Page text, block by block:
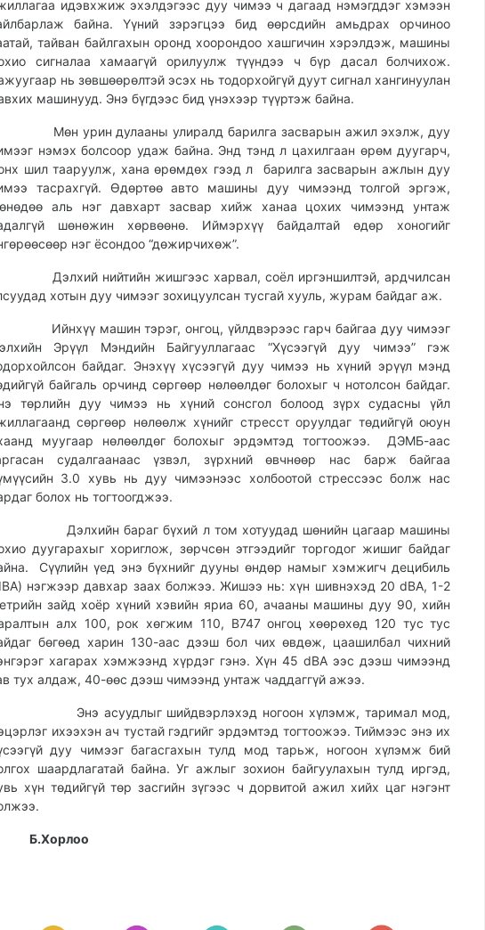
идэвхжиж эхэлдэгээс дуу чимээ ч дагаад нэмэгддэг хэмээн
байна. Үүний зэрэгцээ бид өөрсдийн амьдрах орчиноо
тайван байлгахын оронд хоорондоо хашгичин хэрэлдэж, машины
сигналаа хамаагүй орилуулж түүндээ ч бүр дасал болчихож.
нь зөвшөөрөлтэй эсэх нь тодорхойгүй дуут сигнал хангинуулан
машинууд. Энэ бүгдээс бид үнэхээр түүртэж байна.
урин дулааны улиралд барилга засварын ажил эхэлж, дуу
нэмэх болсоор удаж байна. Энд тэнд л цахилгаан өрөм дуугарч,
шил тааруулж, хана өрөмдөх гээд л барилга засварын ажлын дуу
тасрахгүй. Өдөртөө авто машины дуу чимээнд толгой эргэж,
аль нэг давхарт засвар хийж ханаа цохих чимээнд унтаж
шөнөжин хөрвөөнө. Иймэрхүү байдалтай өдөр хоногийг
нэг ёсондоо “дөжирчихөж”.
нийтийн жишгээс харвал, соёл иргэншилтэй, ардчилсан
хотын дуу чимээг зохицуулсан тусгай хууль, журам байдаг аж.
машин тэрэг, онгоц, үйлдвэрээс гарч байгаа дуу чимээг
Эрүүл Мэндийн Байгууллагаас “Хүсээгүй дуу чимээ” гэж
байдаг. Энэхүү хүсээгүй дуу чимээ нь хүний эрүүл мэнд
байгаль орчинд сөргөөр нөлөөлдөг болохыг ч нотолсон байдаг.
төрлийн дуу чимээ нь хүний сонсгол болоод зүрх судасны үйл
сөргөөр нөлөөлж хүнийг стресст оруулдаг төдийгүй оюун
муугаар нөлөөлдөг болохыг эрдэмтэд тогтоожээ. ДЭМБ-аас
судалгаанаас үзвэл, зүрхний өвчнөөр нас барж байгаа
3.0 хувь нь дуу чимээнээс холбоотой стрессээс болж нас
болох нь тогтоогджээ.
бараг бүхий л том хотуудад шөнийн цагаар машины
дуугарахыг хориглож, зөрчсөн этгээдийг торгодог жишиг байдаг
Сүүлийн үед энэ бүхнийг дууны өндөр намыг хэмжигч децибиль
нэгжээр давхар заах болжээ. Жишээ нь: хүн шивнэхэд 20 dBA, 1-2
зайд хоёр хүний хэвийн яриа 60, ачааны машины дуу 90, хийн
алх 100, рок хөгжим 110, B747 онгоц хөөрөхөд 120 тус тус
бөгөөд харин 130-аас дээш бол чих өвдөж, цаашилбал чихний
хагарах хэмжээнд хүрдэг гэнэ. Хүн 45 dBA ээс дээш чимээнд
тух алдаж, 40-өөс дээш чимээнд унтаж чаддаггүй ажээ.
асуудлыг шийдвэрлэхэд ногоон хүлэмж, таримал мод,
ихээхэн ач тустай гэдгийг эрдэмтэд тогтоожээ. Тиймээс энэ их
дуу чимээг багасгахын тулд мод тарьж, ногоон хүлэмж бий
шаардлагатай байна. Уг ажлыг зохион байгуулахын тулд иргэд,
хүн төдийгүй төр засгийн зүгээс ч дорвитой ажил хийх цаг нэгэнт